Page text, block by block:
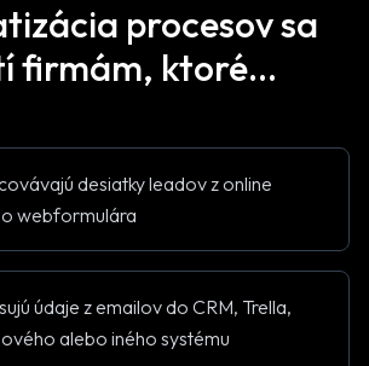
procesov sa
firmám, ktoré...
desiatky leadov z online
webformulára
údaje z emailov do CRM, Trella,
alebo iného systému